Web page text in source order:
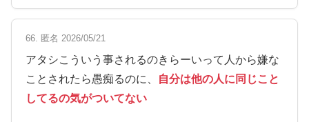
66. 匿名 2026/05/21
アタシこういう事されるのきらーいって人から嫌な
ことされたら愚痴るのに、
自分は他の人に同じこと
してるの気がついてない